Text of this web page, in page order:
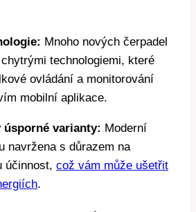
Mnoho nových čerpadel
technologiemi, které
ovládání a monitorování
mobilní aplikace.
úsporné varianty: Moderní
navržena s důrazem na
účinnost, což vám může ušetřit
.